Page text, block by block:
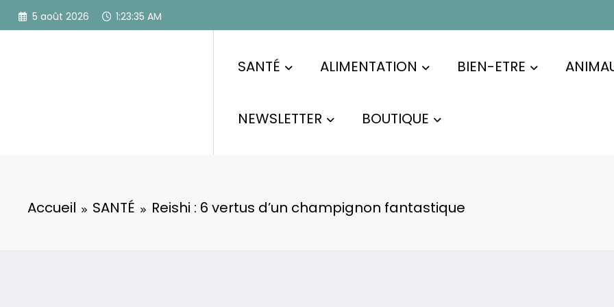
Aller
5 août 2026 1:23:36 AM
SANTÉ ALIMENTATION BIEN-ETRE
NEWSLETTER BOUTIQUE
Accueil SANTÉ Reishi : 6 vertus d’un champignon fantastique